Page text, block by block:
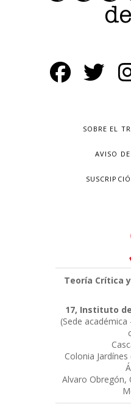
SOBRE EL
AVISO
Teoría Crítica
17, Instituto
(Sede
Colonia
Alvaro Obregón,